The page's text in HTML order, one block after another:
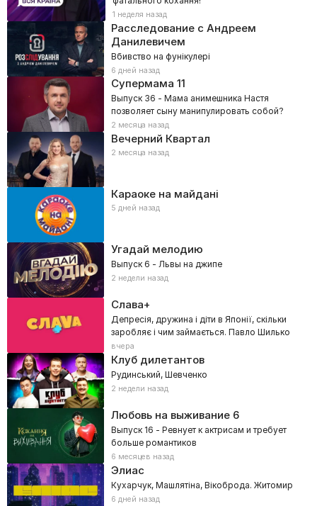
1 неделя назад
Расследование с Андреем
Данилевичем
Вбивство на фунікулері
6 дней назад
Супермама 11
Выпуск 36 - Мама анимешника Настя
позволяет сыну манипулировать собой?
2 месяца назад
Вечерний Квартал
2 месяца назад
Караоке на майдані
5 дней назад
Угадай мелодию
Выпуск 6 - Львы на джипе
2 недели назад
Слава+
Депресія, дружина і діти в Японії, скільки
заробляє і чим займається. Павло Шилько
вчера
Клуб дилетантов
Рудинський, Шевченко
2 недели назад
Любовь на выживание6
Выпуск 16 - Ревнует к актрисам и требует
больше романтиков
6 месяцев назад
Элиас
Кухарчук, Машлятіна, Вікоброда. Житомир
6 дней назад